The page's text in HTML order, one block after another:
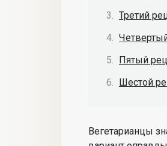
Третий
Пятый
Шестой
Вегетарианцы